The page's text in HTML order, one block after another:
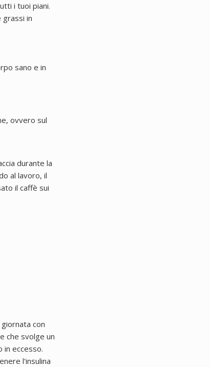
i tuoi piani.
grassi in
sano e in
ovvero sul
durante la
al lavoro, il
il caffè sui
con
che svolge un
in eccesso.
l'insulina